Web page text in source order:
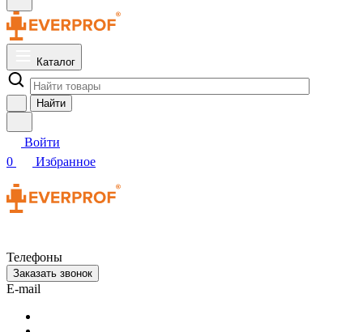
Каталог
Найти
Войти
0
Избранное
Телефоны
Заказать звонок
E-mail